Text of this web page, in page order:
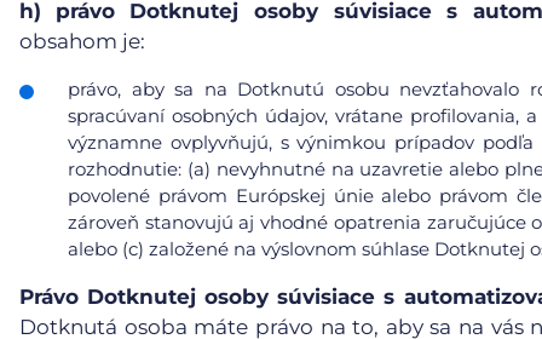
h)
právo Dotknutej osoby súvisiace s
obsahom je:
právo, aby sa na Dotknutú osobu nevzťahovalo
spracúvaní osobných údajov, vrátane
významne ovplyvňujú, s výnimkou prípadov
rozhodnutie: (a) nevyhnutné na uzavretie alebo
povolené právom Európskej únie alebo právom
zároveň stanovujú aj vhodné opatrenia zaručujúce
alebo (c) založené na výslovnom súhlase Dotknutej
Právo Dotknutej osoby súvisiace s
Dotknutá osoba máte právo na to, aby sa na vás